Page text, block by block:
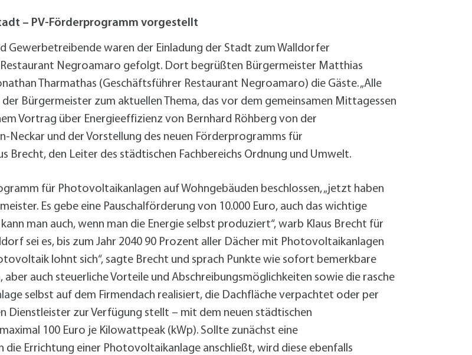
BA – PV-Förderprogramm vorgestellt
Gewerbetreibende waren der Einladung der Stadt zum Walldorfer
Restaurant Negroamaro gefolgt. Dort begrüßten Bürgermeister Matthias
Tharmathas (Geschäftsführer Restaurant Negroamaro) die Gäste. „Alle
Bürgermeister zum aktuellen Thema, das vor dem gemeinsamen Mittagessen
Vortrag über Energieeffizienz von Bernhard Röhberg von der
Neckar und der Vorstellung des neuen Förderprogramms für
Brecht, den Leiter des städtischen Fachbereichs Ordnung und Umwelt.
für Photovoltaikanlagen auf Wohngebäuden beschlossen, „jetzt haben
Es gebe eine Pauschalförderung von 10.000 Euro, auch das wichtige
man auch, wenn man die Energie selbst produziert“, warb Klaus Brecht für
sei es, bis zum Jahr 2040 90 Prozent aller Dächer mit Photovoltaikanlagen
lohnt sich“, sagte Brecht und sprach Punkte wie sofort bemerkbare
auch steuerliche Vorteile und Abschreibungsmöglichkeiten sowie die rasche
selbst auf dem Firmendach realisiert, die Dachfläche verpachtet oder per
zur Verfügung stellt – mit dem neuen städtischen
100 Euro je Kilowattpeak (kWp). Sollte zunächst eine
die Errichtung einer Photovoltaikanlage anschließt, wird diese ebenfalls